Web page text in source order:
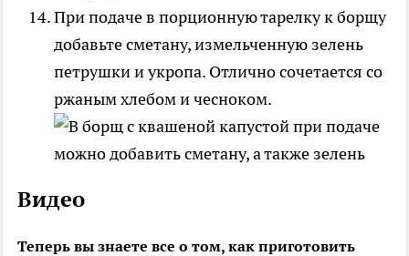
При подаче в порционную тарелку к борщу
добавьте сметану, измельченную зелень
петрушки и укропа. Отлично сочетается со
ржаным хлебом и чесноком.
Видео
Теперь вы знаете все о том, как приготовить